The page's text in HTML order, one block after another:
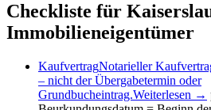
Checkliste für
Immobilieneigentümer
KaufvertragNotarieller
– nicht der Übergabetermin oder
Grundbucheintrag.Weiterlesen →